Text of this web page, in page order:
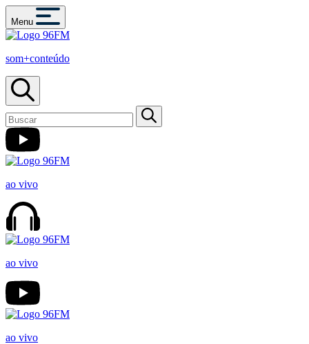
Menu
som+conteúdo
ao vivo
ao vivo
ao vivo